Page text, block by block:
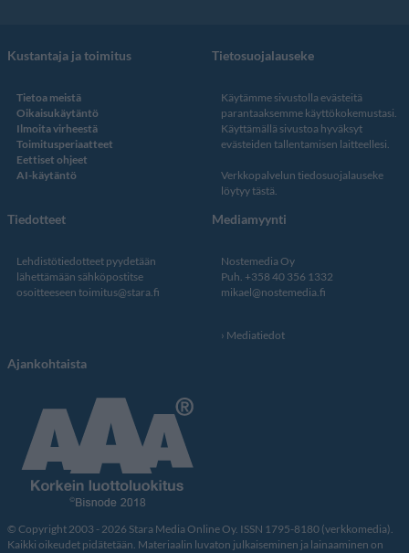
Kustantaja ja toimitus
Tietoa meistä
Oikaisukäytäntö
Ilmoita virheestä
Toimitusperiaatteet
Eettiset ohjeet
AI-käytäntö
Tietosuojalauseke
Käytämme sivustolla evästeitä
parantaaksemme käyttökokemustasi.
Käyttämällä sivustoa hyväksyt
evästeiden tallentamisen laitteellesi.
Verkkopalvelun tiedosuojalauseke
löytyy tästä.
Tiedotteet
Lehdistötiedotteet pyydetään
lähettämään sähköpostitse
osoitteeseen toimitus@stara.fi
Mediamyynti
Nostemedia Oy
Puh. +358 40 356 1332
mikael@nostemedia.fi
Mediatiedot
Ajankohtaista
© Copyright 2003 - 2026 Stara Media Online Oy. ISSN 1795-8180 (verkkomedia).
Kaikki oikeudet pidätetään. Materiaalin luvaton julkaiseminen ja lainaaminen on